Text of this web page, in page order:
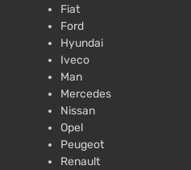
Fiat
Ford
Hyundai
Iveco
Man
Mercedes
Nissan
Opel
Peugeot
Renault